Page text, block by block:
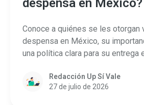
despensa en México?
Conoce a quiénes se les otorgan
despensa en México, su
una política clara para su entrega
Redacción Up Sí Vale
27 de julio de 2026